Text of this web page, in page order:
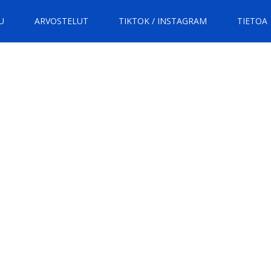
ARVOSTELUT TIKTOK / INSTAGRAM TIETOA